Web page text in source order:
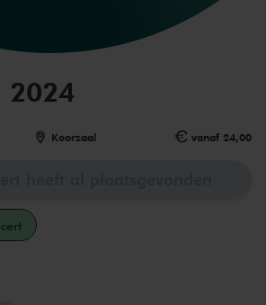
2024
Koorzaal vanaf 24,00